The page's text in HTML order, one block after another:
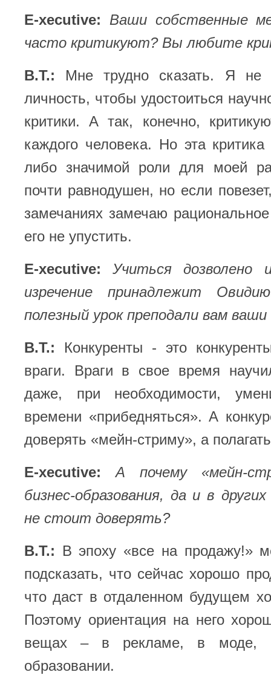
E-xecutive: Ваши собственные
часто критикуют? Вы любите
В.Т.: Мне трудно сказать. Я не
личность, чтобы удостоиться
критики. А так, конечно,
каждого человека. Но эта критика
либо значимой роли для моей
почти равнодушен, но если
замечаниях замечаю
его не упустить.
E-xecutive:Учиться
изречение принадлежит
полезный урок преподали вам
В.Т.: Конкуренты - это
враги. Враги в свое время
даже, при необходимости,
времени «прибедняться». А
доверять «мейн-стриму», а
E-xecutive:А почему «мейн-
бизнес-образования, да и в
не стоит доверять?
В.Т.: В эпоху «все на продажу!»
подсказать, что сейчас хорошо
что даст в отдаленном будущем
Поэтому ориентация на него
вещах – в рекламе, в моде,
образовании.